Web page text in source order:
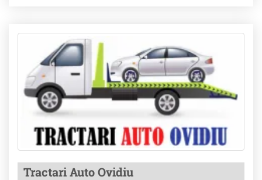
Tractari Auto Ovidiu